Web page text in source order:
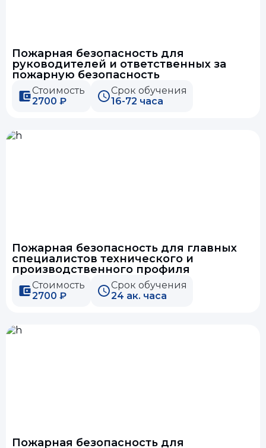
Пожарная безопасность для
руководителей и ответственных за
пожарную безопасность
Стоимость
2700 ₽
Срок обучения
16-72 часа
Пожарная безопасность для главных
специалистов технического и
производственного профиля
Стоимость
2700 ₽
Срок обучения
24 ак. часа
Пожарная безопасность для